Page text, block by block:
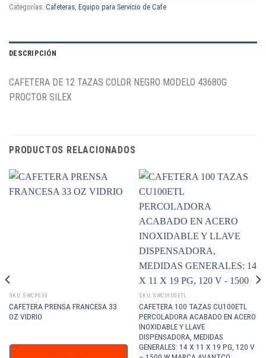
Categorías: Cafeteras, Equipo para Servicio de Cafe
DESCRIPCIÓN
CAFETERA DE 12 TAZAS COLOR NEGRO MODELO 43680G
PROCTOR SILEX
PRODUCTOS RELACIONADOS
SKU: SWCPS33
CAFETERA PRENSA FRANCESA 33
OZ VIDRIO
SKU: SWCU100ETL
CAFETERA 100 TAZAS CU100ETL
PERCOLADORA ACABADO EN ACERO
INOXIDABLE Y LLAVE
DISPENSADORA, MEDIDAS
GENERALES: 14 X 11 X 19 PG, 120 V